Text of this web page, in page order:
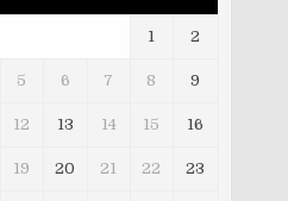
1 2
5 6 7 8 9
12 13 14 15 16
19 20 21 22 23